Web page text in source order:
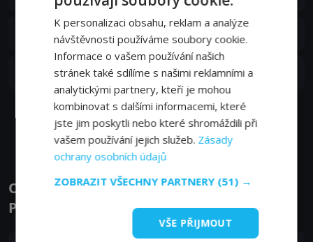
6. epizoda: Zase svobodní
10. 09. 2020
5. epizoda:Posmrtný Hollywood
10. 09. 2020
Zobrazit další epizody
Obsazení filmu nebo pořadu Julie and the
Phantoms - Herci a tvůrci
K personalizaci obsahu, reklam a analýze
návštěvnosti používáme soubory cookie.
Informace o vašem používání našich
stránek také sdílíme s našimi reklamními a
analytickými partnery, kteří je mohou
kombinovat s dalšími informacemi, které
jste jim poskytli nebo které shromáždili při
vašem používání jejich služeb. Zásady
ochrany osobních údajů
ZOBRAZIT VŠECHNY PARTNERY (51) →
VŠE PŘIJMOUT